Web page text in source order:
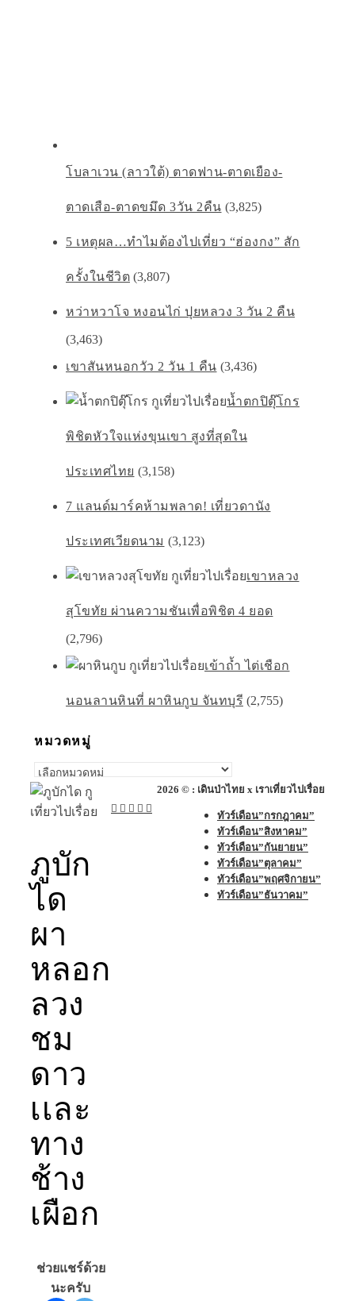
โบลาเวน (ลาวใต้) ตาดฟาน-ตาดเยือง-
ตาดเสือ-ตาดขมึด 3วัน 2คืน (3,825)
5 เหตุผล…ทำไมต้องไปเที่ยว “ฮ่องกง” สัก
ครั้งในชีวิต (3,807)
หว่าหวาโจ หงอนไก่ ปุยหลวง 3 วัน 2 คืน
(3,463)
เขาสันหนอกวัว 2 วัน 1 คืน (3,436)
น้ำตกปิตุ๊โกร
พิชิตหัวใจเเห่งขุนเขา สูงที่สุดใน
ประเทศไทย (3,158)
7 แลนด์มาร์คห้ามพลาด! เที่ยวดานัง
ประเทศเวียดนาม (3,123)
เขาหลวง
สุโขทัย ผ่านความชันเพื่อพิชิต 4 ยอด
(2,796)
เข้าถ้ำ ไต่เชือก
นอนลานหินที่ ผาหินกูบ จันทบุรี (2,755)
หมวดหมู่
หมวด
หมู่
ภูบัก
ได
ผา
หลอก
ลวง
ชม
ดาว
เเละ
ทาง
ช้าง
เผือก
ช่วยแชร์ด้วย
นะครับ
2026 © : เดินป่าไทย x เราเที่ยวไปเรื่อย
ทัวร์เดือน”กรกฎาคม”
ทัวร์เดือน”สิงหาคม”
ทัวร์เดือน”กันยายน”
ทัวร์เดือน”ตุลาคม”
ทัวร์เดือน”พฤศจิกายน”
ทัวร์เดือน”ธันวาคม”